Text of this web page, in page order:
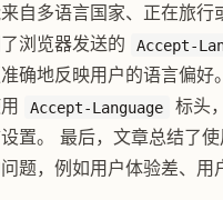
自多语言国家、正在旅行
浏览器发送的
Accept-
确地反映用户的语言偏好
Accept-Language
标头
置。 最后，文章总结了
题，例如用户体验差、用